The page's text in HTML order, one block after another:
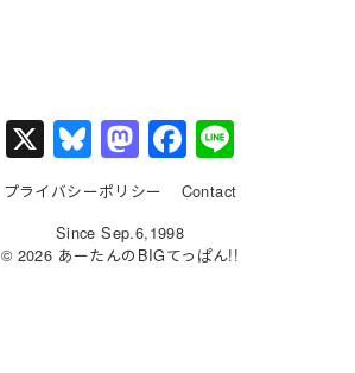
X Bl
u
e
s
M
a
st
o
F
a
c
e
プライバシーポリシー
Contact
Since Sep.6,1998
© 2026 あーたんのBIGてっぱん!!